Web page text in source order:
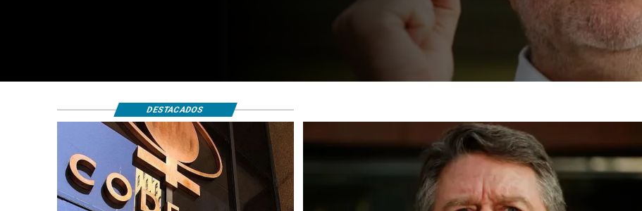
DESTACADOS